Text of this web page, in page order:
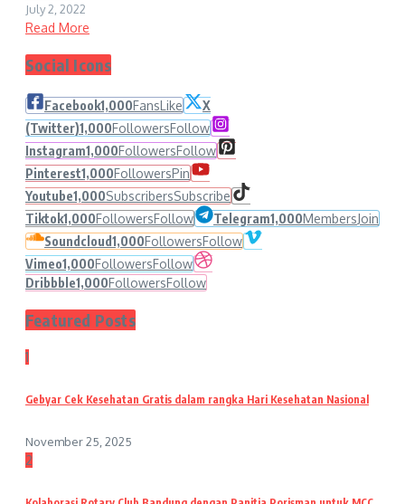
July 2, 2022
Read More
Social Icons
Facebook1,000FansLike
X
(Twitter)1,000FollowersFollow
Instagram1,000FollowersFollow
Pinterest1,000FollowersPin
Youtube1,000SubscribersSubscribe
Tiktok1,000FollowersFollow Telegram1,000MembersJoin
Soundcloud1,000FollowersFollow
Vimeo1,000FollowersFollow
Dribbble1,000FollowersFollow
Featured Posts
1
Gebyar Cek Kesehatan Gratis dalam rangka Hari Kesehatan Nasional
November 25, 2025
2